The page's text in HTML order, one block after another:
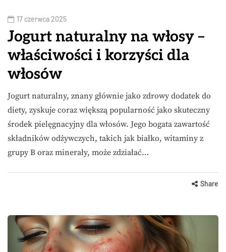
17 czerwca 2025
Jogurt naturalny na włosy –
właściwości i korzyści dla
włosów
Jogurt naturalny, znany głównie jako zdrowy dodatek do
diety, zyskuje coraz większą popularność jako skuteczny
środek pielęgnacyjny dla włosów. Jego bogata zawartość
składników odżywczych, takich jak białko, witaminy z
grupy B oraz minerały, może zdziałać…
Share